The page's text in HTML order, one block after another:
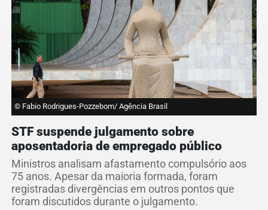
© Fabio Rodrigues-Pozzebom/ Agência Brasil
STF suspende julgamento sobre
aposentadoria de empregado público
Ministros analisam afastamento compulsório aos
75 anos. Apesar da maioria formada, foram
registradas divergências em outros pontos que
foram discutidos durante o julgamento.